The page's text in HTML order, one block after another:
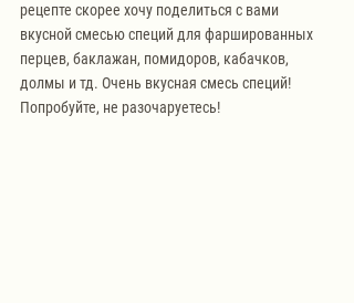
рецепте скорее хочу поделиться с вами
вкусной смесью специй для фаршированных
перцев, баклажан, помидоров, кабачков,
долмы и тд. Очень вкусная смесь специй!
Попробуйте, не разочаруетесь!